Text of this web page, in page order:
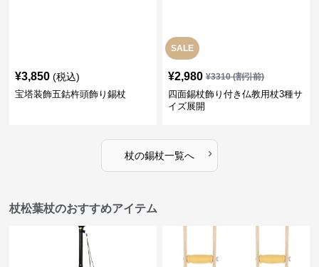
¥3,850 (税込)
宝塔装飾五鈷杵頭飾り錫杖
SALE
¥2,980 ¥3310(割引前)
四面錫杖飾り付き仏教用杖3種サ
イズ展開
杖の錫杖一覧へ ›
杖松葉杖のおすすめアイテム